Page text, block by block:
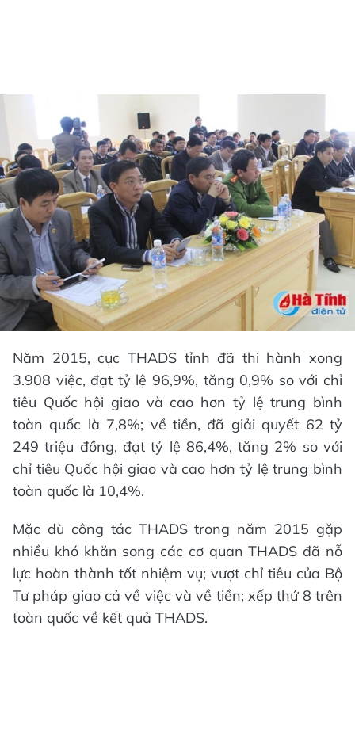
Năm 2015, cục THADS tỉnh đã thi hành xong
3.908 việc, đạt tỷ lệ 96,9%, tăng 0,9% so với chỉ
tiêu Quốc hội giao và cao hơn tỷ lệ trung bình
toàn quốc là 7,8%; về tiền, đã giải quyết 62 tỷ
249 triệu đồng, đạt tỷ lệ 86,4%, tăng 2% so với
chỉ tiêu Quốc hội giao và cao hơn tỷ lệ trung bình
toàn quốc là 10,4%.
Mặc dù công tác THADS trong năm 2015 gặp
nhiều khó khăn song các cơ quan THADS đã nỗ
lực hoàn thành tốt nhiệm vụ; vượt chỉ tiêu của Bộ
Tư pháp giao cả về việc và về tiền; xếp thứ 8 trên
toàn quốc về kết quả THADS.